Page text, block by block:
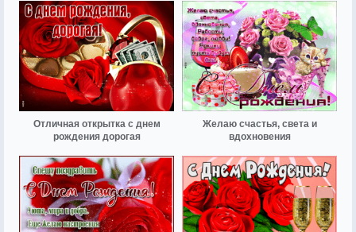
Отличная открытка с днем
рождения дорогая
Желаю счастья, света и
вдохновения